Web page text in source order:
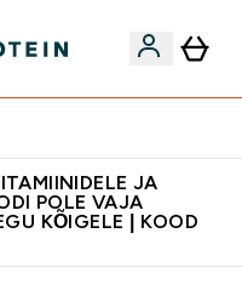
JA
POLE VAJA
KÕIGELE | KOOD